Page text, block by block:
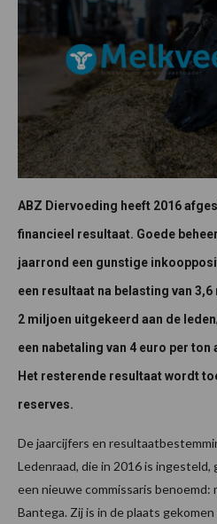
ABZ Diervoeding heeft 2016
financieel resultaat. Goede
jaarrond een gunstige
een resultaat na belasting van
2 miljoen uitgekeerd aan de
een nabetaling van 4 euro per
Het resterende resultaat wordt
reserves.
De jaarcijfers en
Ledenraad, die in 2016 is
een nieuwe commissaris benoemd:
Bantega. Zij is in de plaats